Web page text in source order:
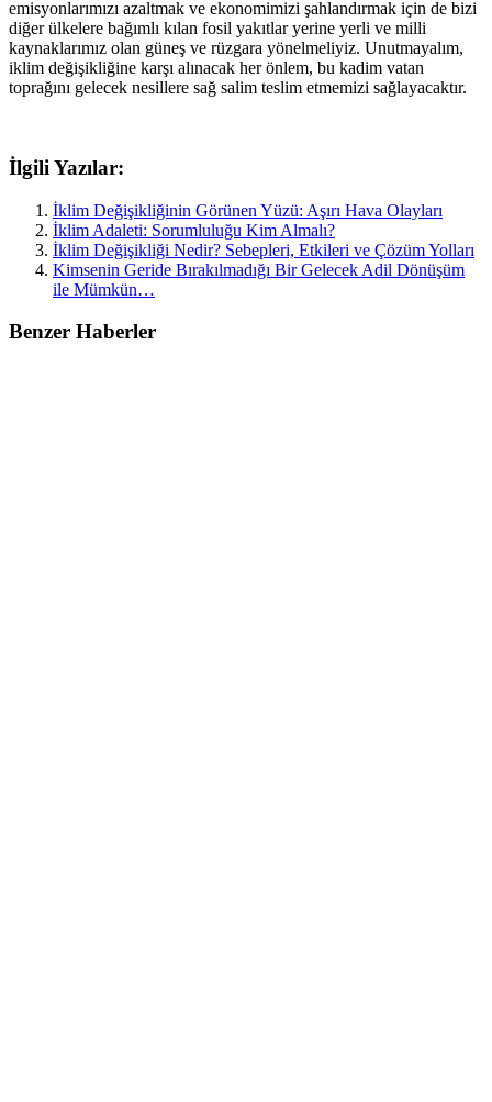
emisyonlarımızı azaltmak ve ekonomimizi şahlandırmak için de bizi
diğer ülkelere bağımlı kılan fosil yakıtlar yerine yerli ve milli
kaynaklarımız olan güneş ve rüzgara yönelmeliyiz. Unutmayalım,
iklim değişikliğine karşı alınacak her önlem, bu kadim vatan
toprağını gelecek nesillere sağ salim teslim etmemizi sağlayacaktır.
İlgili Yazılar:
İklim Değişikliğinin Görünen Yüzü: Aşırı Hava Olayları
İklim Adaleti: Sorumluluğu Kim Almalı?
İklim Değişikliği Nedir? Sebepleri, Etkileri ve Çözüm Yolları
Kimsenin Geride Bırakılmadığı Bir Gelecek Adil Dönüşüm
ile Mümkün…
Benzer Haberler